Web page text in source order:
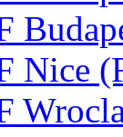
Nice